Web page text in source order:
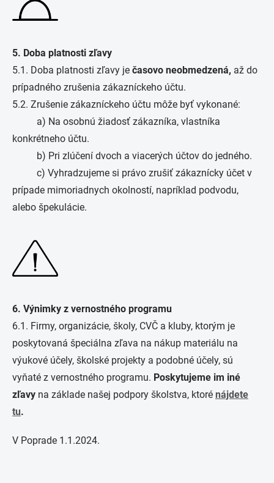
5. Doba platnosti zľavy
5.1. Doba platnosti zľavy je časovo neobmedzená, až do
prípadného zrušenia zákazníckeho účtu.
5.2. Zrušenie zákazníckeho účtu môže byť vykonané:
a) Na osobnú žiadosť zákazníka, vlastníka
konkrétneho účtu.
b) Pri zlúčení dvoch a viacerých účtov do jedného.
c) Vyhradzujeme si právo zrušiť zákaznícky účet v
prípade mimoriadnych okolností, napríklad podvodu,
alebo špekulácie.
6. Výnimky z vernostného programu
6.1. Firmy, organizácie, školy, CVČ a kluby, ktorým je
poskytovaná špeciálna zľava na nákup materiálu na
výukové účely, školské projekty a podobné účely, sú
vyňaté z vernostného programu. Poskytujeme im iné
zľavy na základe našej podpory školstva, ktoré nájdete
tu.
V Poprade 1.1.2024.